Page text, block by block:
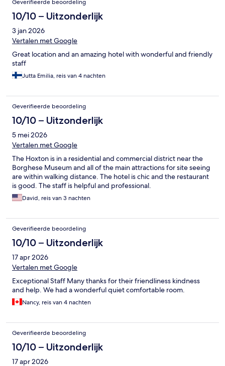
Geverifieerde beoordeling
10/10 – Uitzonderlijk
3 jan 2026
Vertalen met Google
Great location and an amazing hotel with wonderful and friendly
staff
Jutta Emilia, reis van 4 nachten
Geverifieerde beoordeling
10/10 – Uitzonderlijk
5 mei 2026
Vertalen met Google
The Hoxton is in a residential and commercial district near the
Borghese Museum and all of the main attractions for site seeing
are within walking distance. The hotel is chic and the restaurant
is good. The staff is helpful and professional.
David, reis van 3 nachten
Geverifieerde beoordeling
10/10 – Uitzonderlijk
17 apr 2026
Vertalen met Google
Exceptional Staff Many thanks for their friendliness kindness
and help. We had a wonderful quiet comfortable room.
Nancy, reis van 4 nachten
Geverifieerde beoordeling
10/10 – Uitzonderlijk
17 apr 2026